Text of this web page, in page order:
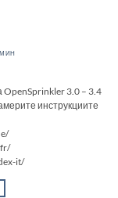
OpenSprinkler 3.0 – 3.4
инструкциите
it/